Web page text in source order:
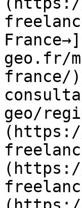
geo.fr/
france/
geo/